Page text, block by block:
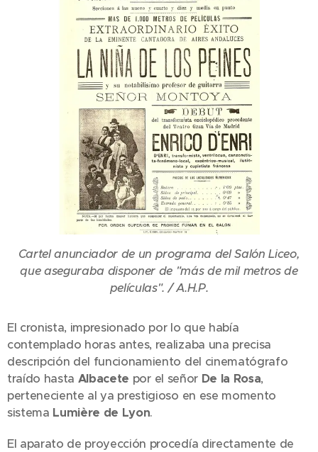
Cartel anunciador de un programa del Salón Liceo,
que aseguraba disponer de "más de mil metros de
películas". / A.H.P.
El cronista, impresionado por lo que había
contemplado horas antes, realizaba una precisa
descripción del funcionamiento del cinematógrafo
traído hasta Albacete por el señor De la Rosa,
perteneciente al ya prestigioso en ese momento
sistema Lumière de Lyon.
El aparato de proyección procedía directamente de